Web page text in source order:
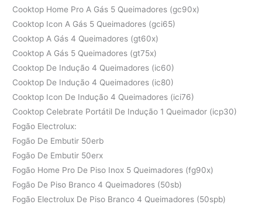
Cooktop Home Pro A Gás 5 Queimadores (gc90x)
Cooktop Icon A Gás 5 Queimadores (gci65)
Cooktop A Gás 4 Queimadores (gt60x)
Cooktop A Gás 5 Queimadores (gt75x)
Cooktop De Indução 4 Queimadores (ic60)
Cooktop De Indução 4 Queimadores (ic80)
Cooktop Icon De Indução 4 Queimadores (ici76)
Cooktop Celebrate Portátil De Indução 1 Queimador (icp30)
Fogão Electrolux:
Fogão De Embutir 50erb
Fogão De Embutir 50erx
Fogão Home Pro De Piso Inox 5 Queimadores (fg90x)
Fogão De Piso Branco 4 Queimadores (50sb)
Fogão Electrolux De Piso Branco 4 Queimadores (50spb)